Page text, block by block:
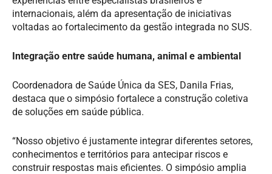
internacionais, além da apresentação de iniciativas
voltadas ao fortalecimento da gestão integrada no SUS.
Integração entre saúde humana, animal e ambiental
Coordenadora de Saúde Única da SES, Danila Frias,
destaca que o simpósio fortalece a construção coletiva
de soluções em saúde pública.
“Nosso objetivo é justamente integrar diferentes setores,
conhecimentos e territórios para antecipar riscos e
construir respostas mais eficientes. O simpósio amplia